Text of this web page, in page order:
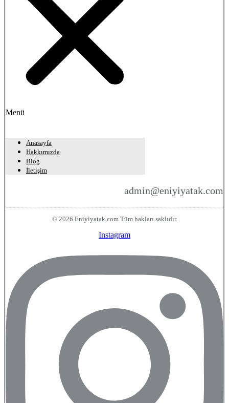
Menü
Anasayfa
Hakkımızda
Blog
İletişim
admin@eniyiyatak.com
© 2026 Eniyiyatak.com Tüm hakları saklıdır.
Instagram